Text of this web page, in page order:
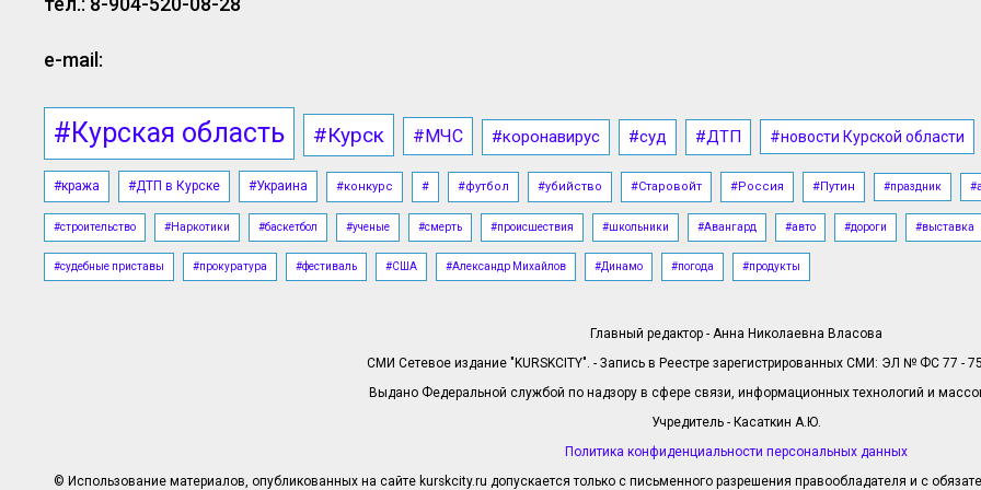
e-mail:
#Курская область #Курск #МЧС #коронавирус #суд #ДТП #новости Курской области
#кража #ДТП в Курске #Украина #конкурс # #футбол #убийство #Старовойт #Россия #Путин #праздник
#строительство #Наркотики #баскетбол #ученые #смерть #происшествия #школьники #Авангард #авто #дороги #выставка
#судебные приставы #прокуратура #фестиваль #США #Александр Михайлов #Динамо #погода #продукты
Главный редактор - Анна Николаевна Власова
СМИ Сетевое издание "KURSKCITY". - Запись в Реестре зарегистрированных СМИ: ЭЛ № ФС 77 -
Выдано Федеральной службой по надзору в сфере связи, информационных технологий и
Учредитель - Касаткин А.Ю.
Политика конфиденциальности персональных данных
© Использование материалов, опубликованных на сайте kurskcity.ru допускается только с письменного разрешения правообладателя и с